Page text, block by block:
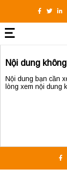
Nội dung
Nội dung bạn cần
lòng xem nội dung